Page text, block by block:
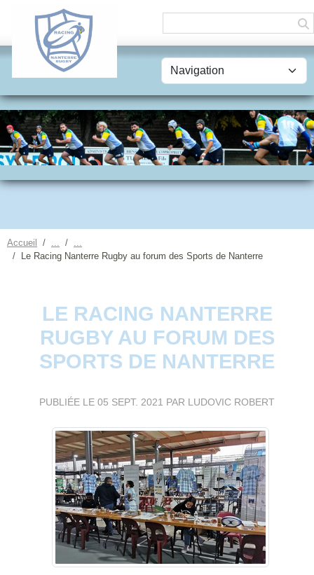
Accueil
Le Racing Nanterre Rugby au forum des Sports de Nanterre
LE RACING NANTERRE
RUGBY AU FORUM DES
SPORTS DE NANTERRE
PUBLIÉE LE 05 SEPT. 2021 PAR LUDOVIC ROBERT
Panneau de gestion des cookies